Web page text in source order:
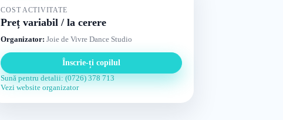
COST ACTIVITATE
Preț variabil / la cerere
Organizator: Joie de Vivre Dance Studio
Înscrie-ți copilul
Sună pentru detalii: (0726) 378 713
Vezi website organizator